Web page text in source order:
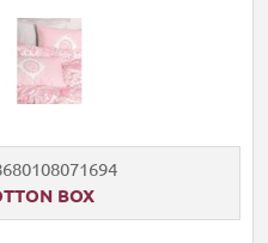
BOX